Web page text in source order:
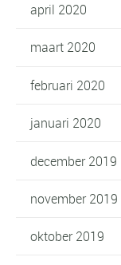
april 2020
maart 2020
februari 2020
januari 2020
december 2019
november 2019
oktober 2019